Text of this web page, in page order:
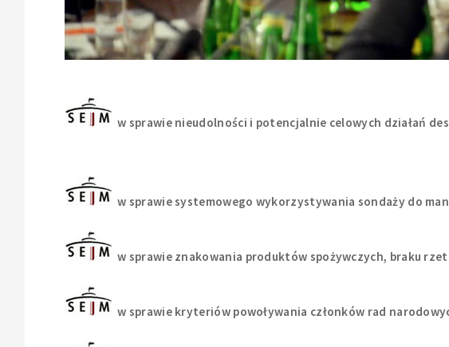
w sprawie nieudolności i potencjalnie celowych działań
w sprawie systemowego wykorzystywania sondaży do
w sprawie znakowania produktów spożywczych, braku
w sprawie kryteriów powoływania członków rad